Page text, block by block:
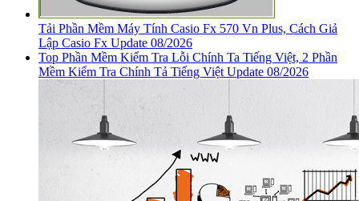
Tải Phần Mềm Máy Tính Casio Fx 570 Vn Plus, Cách Giả
Lập Casio Fx Update 08/2026
Top Phần Mềm Kiểm Tra Lỗi Chính Ta Tiếng Việt, 2 Phần
Mềm Kiểm Tra Chính Tả Tiếng Việt Update 08/2026